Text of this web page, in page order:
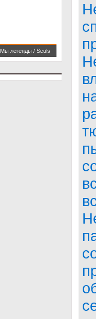
Мы легенды / Seuls